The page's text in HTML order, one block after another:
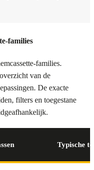
families
families.
van de
De exacte
filters en toegestane
Typische